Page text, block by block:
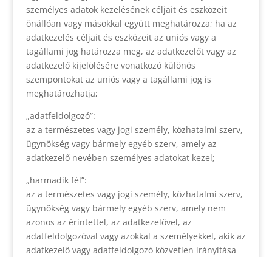
személyes adatok kezelésének céljait és eszközeit
önállóan vagy másokkal együtt meghatározza; ha az
adatkezelés céljait és eszközeit az uniós vagy a
tagállami jog határozza meg, az adatkezelőt vagy az
adatkezelő kijelölésére vonatkozó különös
szempontokat az uniós vagy a tagállami jog is
meghatározhatja;
„adatfeldolgozó”:
az a természetes vagy jogi személy, közhatalmi szerv,
ügynökség vagy bármely egyéb szerv, amely az
adatkezelő nevében személyes adatokat kezel;
„harmadik fél”:
az a természetes vagy jogi személy, közhatalmi szerv,
ügynökség vagy bármely egyéb szerv, amely nem
azonos az érintettel, az adatkezelővel, az
adatfeldolgozóval vagy azokkal a személyekkel, akik az
adatkezelő vagy adatfeldolgozó közvetlen irányítása